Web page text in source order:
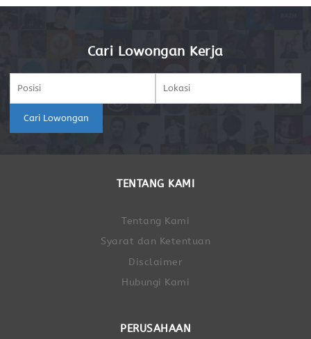
Cari Lowongan Kerja
Cari Lowongan
TENTANG KAMI
Tentang Kami
Syarat dan Ketentuan
Disclaimer
Hubungi Kami
PERUSAHAAN